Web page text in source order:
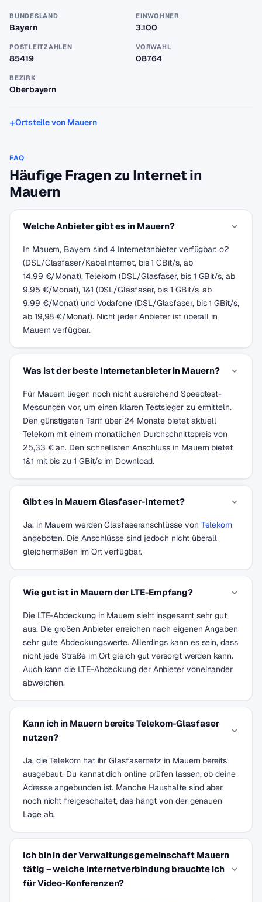
BUNDESLAND
Bayern
EINWOHNER
3.100
POSTLEITZAHLEN
85419
VORWAHL
08764
BEZIRK
Oberbayern
Ortsteile von Mauern
FAQ
Häufige Fragen zu Internet in
Mauern
Welche Anbieter gibt es in Mauern?
In Mauern, Bayern sind 4 Internetanbieter verfügbar: o2
(DSL/Glasfaser/Kabelinternet, bis 1 GBit/s, ab
14,99 €/Monat), Telekom (DSL/Glasfaser, bis 1 GBit/s, ab
9,95 €/Monat), 1&1 (DSL/Glasfaser, bis 1 GBit/s, ab
9,99 €/Monat) und Vodafone (DSL/Glasfaser, bis 1 GBit/s,
ab 19,98 €/Monat). Nicht jeder Anbieter ist überall in
Mauern verfügbar.
Was ist der beste Internetanbieter in Mauern?
Für Mauern liegen noch nicht ausreichend Speedtest-
Messungen vor, um einen klaren Testsieger zu ermitteln.
Den günstigsten Tarif über 24 Monate bietet aktuell
Telekom mit einem monatlichen Durchschnittspreis von
25,33 € an. Den schnellsten Anschluss in Mauern bietet
1&1 mit bis zu 1 GBit/s im Download.
Gibt es in Mauern Glasfaser-Internet?
Ja, in Mauern werden Glasfaseranschlüsse von Telekom
angeboten. Die Anschlüsse sind jedoch nicht überall
gleichermaßen im Ort verfügbar.
Wie gut ist in Mauern der LTE-Empfang?
Die LTE-Abdeckung in Mauern sieht insgesamt sehr gut
aus. Die großen Anbieter erreichen nach eigenen Angaben
sehr gute Abdeckungswerte. Allerdings kann es sein, dass
nicht jede Straße im Ort gleich gut versorgt werden kann.
Auch kann die LTE-Abdeckung der Anbieter voneinander
abweichen.
Kann ich in Mauern bereits Telekom-Glasfaser
nutzen?
Ja, die Telekom hat ihr Glasfasernetz in Mauern bereits
ausgebaut. Du kannst dich online prüfen lassen, ob deine
Adresse angebunden ist. Manche Haushalte sind aber
noch nicht freigeschaltet, das hängt von der genauen
Lage ab.
Ich bin in der Verwaltungsgemeinschaft Mauern
tätig – welche Internetverbindung brauchte ich
für Video-Konferenzen?